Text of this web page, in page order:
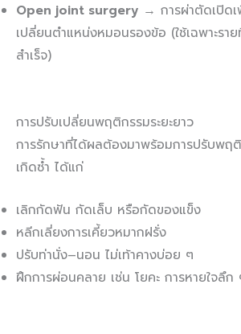
Open joint surgery → การผ่าตัดเปิด
เปลี่ยนตำแหน่งหมอนรองข้อ (ใช้เฉพาะรา
สำเร็จ)
การปรับเปลี่ยนพฤติกรรมระยะยาว
การรักษาที่ได้ผลต้องมาพร้อมการปรับพฤ
เกิดซ้ำ ได้แก่
เลิกกัดฟัน กัดเล็บ หรือกัดของแข็ง
หลีกเลี่ยงการเคี้ยวหมากฝรั่ง
ปรับท่านั่ง–นอน ไม่เท้าคางบ่อย ๆ
ฝึกการผ่อนคลาย เช่น โยคะ การหายใจลึก